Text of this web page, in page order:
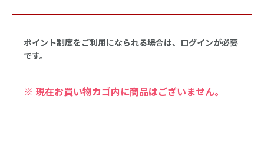
ポイント制度をご利用になられる場合は、ログインが必要
です。
※ 現在お買い物カゴ内に商品はございません。